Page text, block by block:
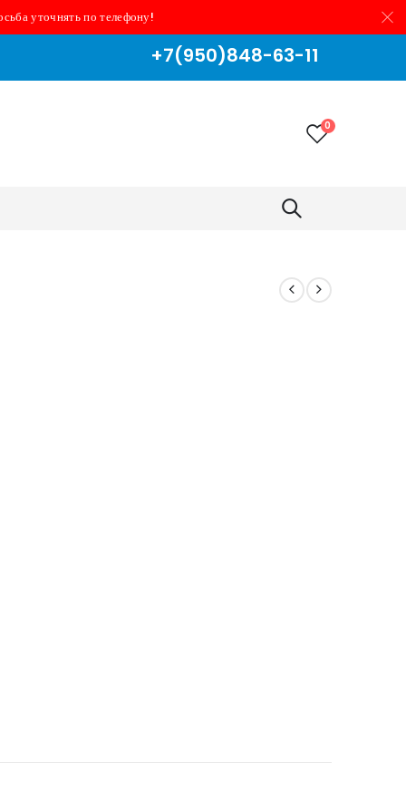
уточнять по телефону!
+7(950)848-63-11
0